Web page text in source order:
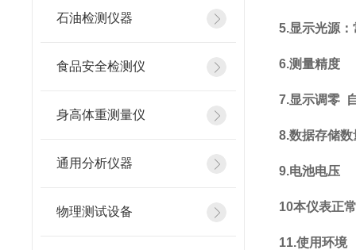
石油检测仪器
食品安全检测仪
身高体重测量仪
通用分析仪器
物理测试设备
5.显示
6.测量精度
7.显示调零
8.数据存储
9.电池电压
10本仪表正
11.使用环